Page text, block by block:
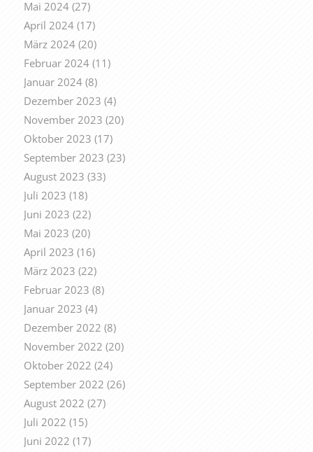
Mai 2024(27)
April 2024(17)
März 2024(20)
Februar 2024(11)
Januar 2024(8)
Dezember 2023 (4)
November 2023 (20)
Oktober 2023 (17)
September 2023 (23)
August 2023 (33)
Juli 2023 (18)
Juni 2023 (22)
Mai 2023 (20)
April 2023 (16)
März 2023 (22)
Februar 2023 (8)
Januar 2023 (4)
Dezember 2022 (8)
November 2022 (20)
Oktober 2022 (24)
September 2022 (26)
August 2022 (27)
Juli 2022 (15)
Juni 2022 (17)